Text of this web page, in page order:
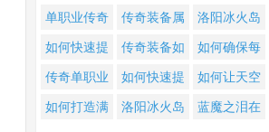
单职业传奇
变单职业如
何快速提升
单职业传奇
称号如何快
速获取？
如何快速提
升看脸倍攻
单职业880的
传奇单职业
打金版本如
如何打造满
物都掉落装
点何处寻？
各类神装的
传奇装备属
性优劣，到
底该怎么判
传奇装备如
何快速获
取？
如何快速提
升梦境单职
洛阳冰火岛
谁能解开千
藏？
图横断宝船
掠夺者、独
肖如何提升
洛阳冰火岛
如何通关？
剑冢装备怎
如何确保每
个区散人地
图都能轻松
如何让天空
福利使者只
蓝魔之泪在